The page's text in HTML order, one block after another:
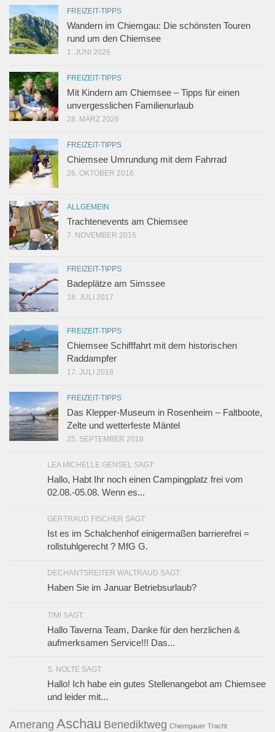
FREIZEIT-TIPPS
Wandern im Chiemgau: Die schönsten Touren
rund um den Chiemsee
1. JUNI 2026
FREIZEIT-TIPPS
Mit Kindern am Chiemsee – Tipps für einen
unvergesslichen Familienurlaub
28. MÄRZ 2026
FREIZEIT-TIPPS
Chiemsee Umrundung mit dem Fahrrad
26. OKTOBER 2016
ALLGEMEIN
Trachtenevents am Chiemsee
7. NOVEMBER 2016
FREIZEIT-TIPPS
Badeplätze am Simssee
18. JULI 2017
FREIZEIT-TIPPS
Chiemsee Schifffahrt mit dem historischen
Raddampfer
17. JULI 2018
FREIZEIT-TIPPS
Das Klepper-Museum in Rosenheim – Faltboote,
Zelte und wetterfeste Mäntel
25. SEPTEMBER 2018
LEA MICHELLE GENSEL SAGT:
Hallo, Habt Ihr noch einen Campingplatz frei vom
02.08.-05.08. Wenn es...
GERTRAUD FISCHER SAGT:
Ist es im Schalchenhof einigermaßen barrierefrei =
rollstuhlgerecht ? MfG G.
DECHANTSREITER WALTRAUD SAGT:
Haben Sie im Januar Betriebsurlaub?
TIMI SAGT:
Hallo Taverna Team, Danke für den herzlichen &
aufmerksamen Service!!! Das...
S. NOLTE SAGT:
Hallo! Ich habe ein gutes Stellenangebot am Chiemsee
und leider mit...
Amerang Aschau Benediktweg Chiemgauer Tracht